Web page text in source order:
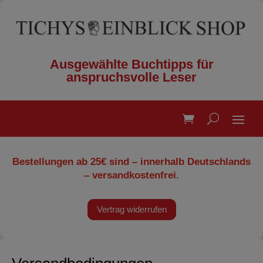
Ausgewählte Buchtipps für
anspruchsvolle Leser
Bestellungen ab 25€ sind – innerhalb Deutschlands
– versandkostenfrei.
Vertrag widerrufen